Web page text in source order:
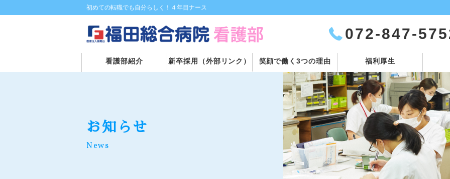
初めての転職でも自分らしく！４年目ナース
072-847-
看護部紹介 新卒採用（外部リンク） 笑顔で働く3つの理由 福利厚生
お知らせ
News